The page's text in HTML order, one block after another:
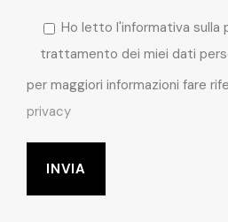
Ho letto l'informativa sulla
trattamento dei miei dati
per maggiori informazioni fare
privacy